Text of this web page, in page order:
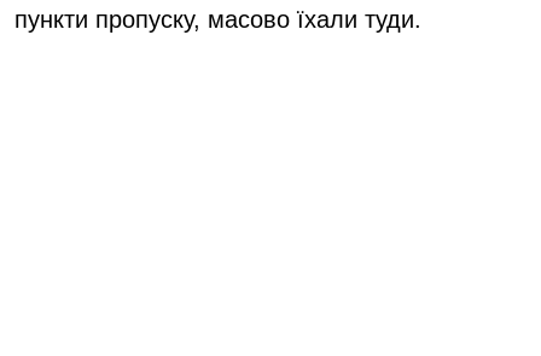
пункти пропуску, масово їхали туди.